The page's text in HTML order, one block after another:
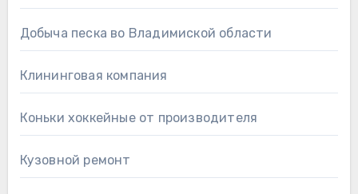
Добыча песка во Владимиской области
Клининговая компания
Коньки хоккейные от производителя
Кузовной ремонт